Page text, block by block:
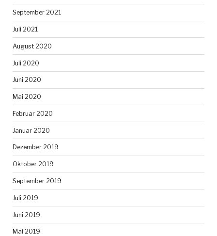
September 2021
Juli 2021
August 2020
Juli 2020
Juni 2020
Mai 2020
Februar 2020
Januar 2020
Dezember 2019
Oktober 2019
September 2019
Juli 2019
Juni 2019
Mai 2019